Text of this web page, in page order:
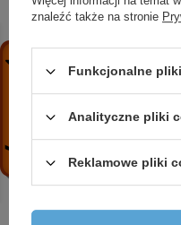
Zestaw bidetta punktowy
z przyłączem kątowym -
uchwyt na słuchawkę
323,28 zł / szt.
znaleźć także na stronie
Funkcjonalne
Analityczne pliki
Reklamowe pliki